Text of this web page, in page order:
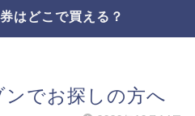
はどこで買える？
でお探しの方へ